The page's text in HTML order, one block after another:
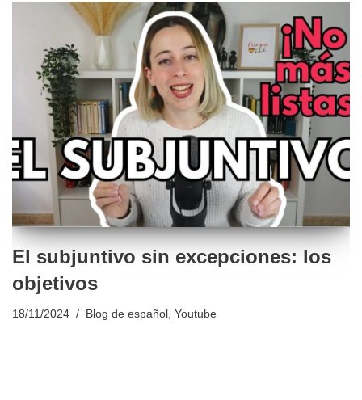
El subjuntivo sin excepciones: los
objetivos
18/11/2024 Blog de español , Youtube